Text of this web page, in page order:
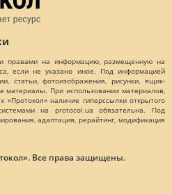
правами на информацию, размещенную на
если не указано иное. Под информацией
статьи, фотоизображения, рисунки, ящик-
материалы. При использовании материалов,
наличие гиперссылки открытого
на protocol.ua обязательна. Под
адаптация, рерайтинг, модификация
Все права защищены.